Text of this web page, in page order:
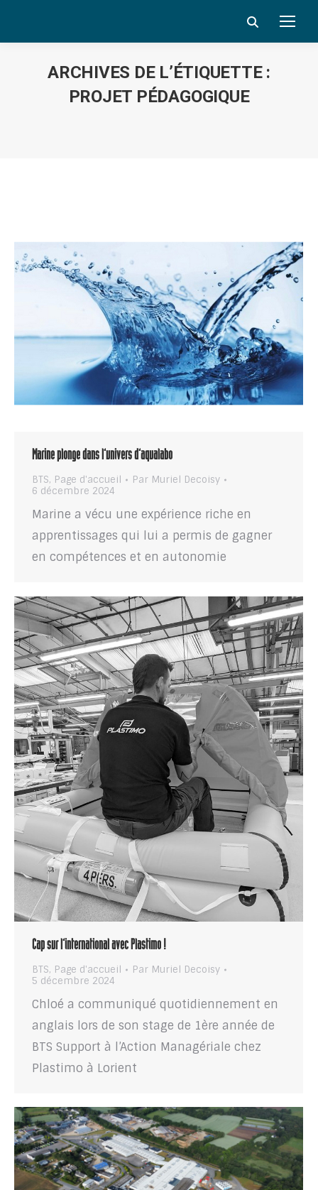
Search:
ARCHIVES DE L’ÉTIQUETTE :
PROJET PÉDAGOGIQUE
Marine plonge dans l’univers d’aqualabo
BTS, Page d'accueil Par Muriel Decoisy
6 décembre 2024
Marine a vécu une expérience riche en
apprentissages qui lui a permis de gagner
en compétences et en autonomie
Cap sur l’international avec Plastimo !
BTS, Page d'accueil Par Muriel Decoisy
5 décembre 2024
Chloé a communiqué quotidiennement en
anglais lors de son stage de 1ère année de
BTS Support à l’Action Managériale chez
Plastimo à Lorient